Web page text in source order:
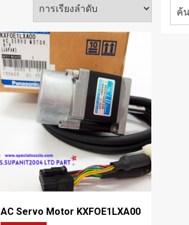
AC Servo Motor KXFOE1LXA00
ค้นหา